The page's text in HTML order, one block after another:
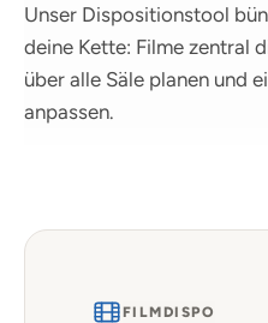
Unser Dispositionstool
deine Kette: Filme zentral
über alle Säle planen und
anpassen.
FILMDISPO